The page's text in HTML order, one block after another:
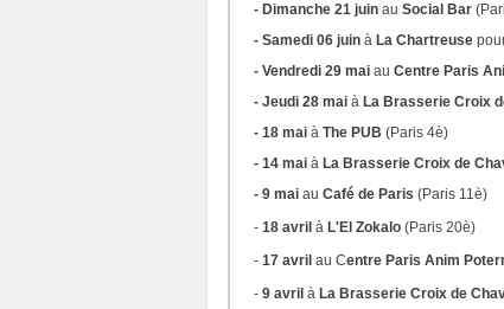
- Dimanche 21 juin au Social Bar
- Samedi 06 juin à La Chartreuse
- Vendredi 29 mai au Centre Paris
- Jeudi 28 mai à La Brasserie Croix
- 18 mai à The PUB (Paris 4è)
- 14 mai à La Brasserie Croix de
- 9 mai au Café de Paris (Paris 11è)
- 18 avril à L'El Zokalo (Paris 20è)
- 17 avril au Centre Paris Anim
- 9 avril à La Brasserie Croix de